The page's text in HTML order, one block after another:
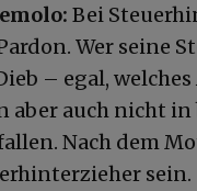
Bei
Wer seine
– egal,
aber auch nicht
Nach dem
sein.